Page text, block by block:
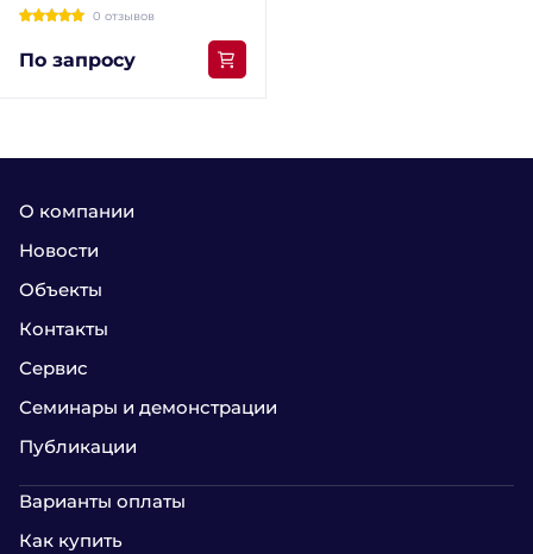
0 отзывов
По запросу
О компании
Новости
Объекты
Контакты
Сервис
Семинары и демонстрации
Публикации
Варианты оплаты
Как купить